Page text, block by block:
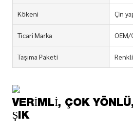
Kökeni Çin
Ticari Marka OEM/
Taşıma Paketi
VERIMLI, ÇOK
ŞIK